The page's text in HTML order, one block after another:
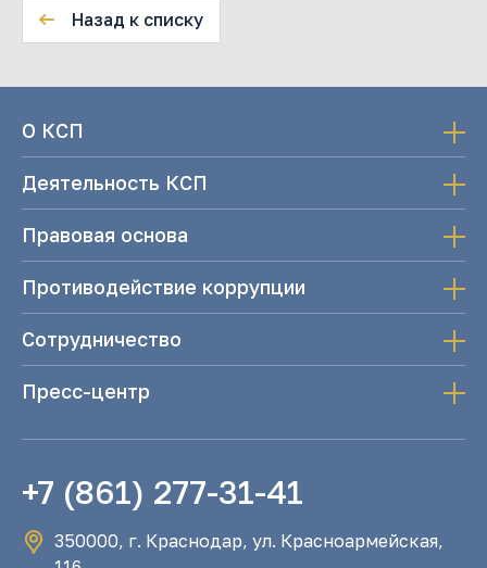
Назад к списку
О КСП
Деятельность КСП
Правовая основа
Противодействие коррупции
Сотрудничество
Пресс-центр
+7 (861) 277-31-41
350000, г. Краснодар, ул. Красноармейская,